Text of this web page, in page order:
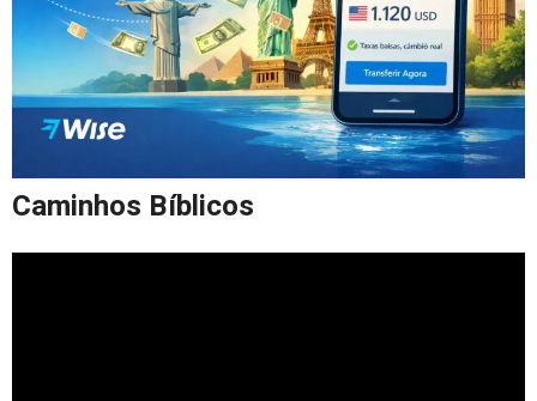
Caminhos Bíblicos